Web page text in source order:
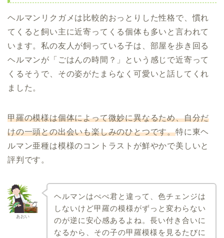
ヘルマンリクガメは比較的おっとりした性格で、慣れ
てくると飼い主に近寄ってくる個体も多いと言われて
います。私の友人が飼っている子は、部屋を歩き回る
ヘルマンが「ごはんの時間？」という感じで近寄って
くるそうで、その姿がたまらなく可愛いと話してくれ
ました。
甲羅の模様は個体によって微妙に異なるため、自分だ
けの一頭との出会いも楽しみのひとつです。特に東ヘ
ルマン亜種は模様のコントラストが鮮やかで美しいと
評判です。
あおい
ヘルマンはぺぺ君と違って、色チェンジは
しないけど甲羅の模様がずっと変わらない
のが逆に安心感あるよね。長い付き合いに
なるから、その子の甲羅模様を見るたびに